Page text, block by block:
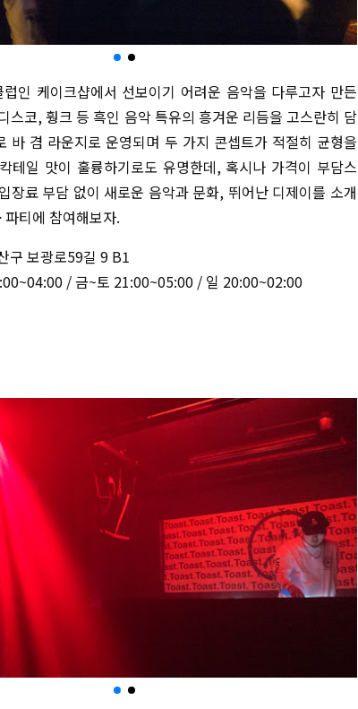
럽인 케이크샵에서 선보이기 어려운 음악을 다루고자 만든
스코, 훵크 등 흑인 음악 특유의 흥겨운 리듬을 고스란히 담
바 겸 라운지로 운영되며 두 가지 콘셉트가 적절히 균형을
테일 맛이 훌륭하기로도 유명한데, 혹시나 가격이 부담스
장료 부담 없이 새로운 음악과 문화, 뛰어난 디제이를 소개
티에 참여해보자.
구 보광로59길 9 B1
/ 금~토 21:00~05:00 / 일 20:00~02:00